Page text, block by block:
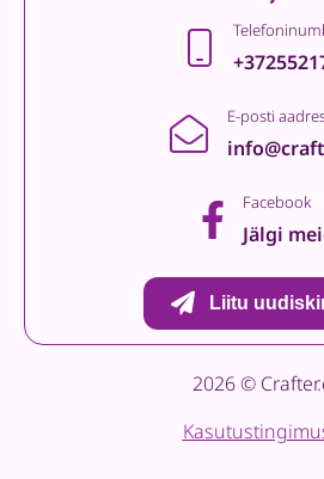
E-posti
Facebook
Jälgi
Liitu
2026 ©